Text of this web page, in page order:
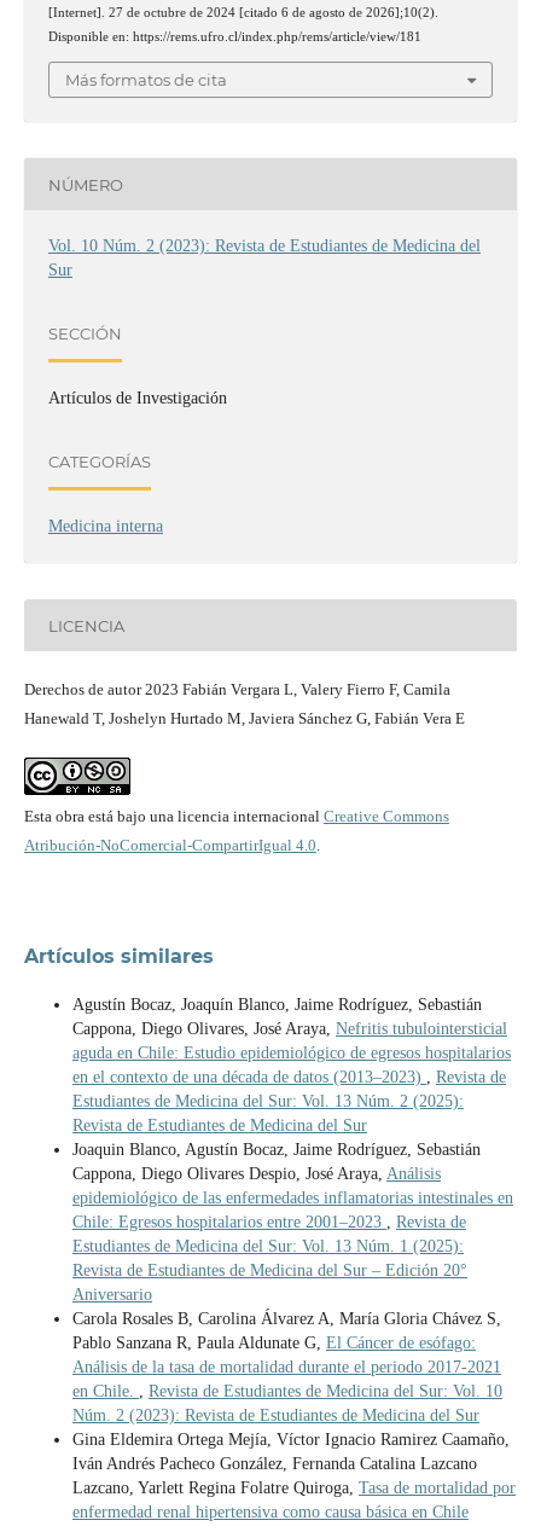
[Internet]. 27 de octubre de 2024 [citado 6 de agosto de 2026];10(2).
Disponible en: https://rems.ufro.cl/index.php/rems/article/view/181
Más formatos de cita
NÚMERO
Vol. 10 Núm. 2 (2023): Revista de Estudiantes de Medicina del
Sur
SECCIÓN
Artículos de Investigación
CATEGORÍAS
Medicina interna
LICENCIA
Derechos de autor 2023 Fabián Vergara L, Valery Fierro F, Camila
Hanewald T, Joshelyn Hurtado M, Javiera Sánchez G, Fabián Vera E
Esta obra está bajo una licencia internacional Creative Commons
Atribución-NoComercial-CompartirIgual 4.0.
Artículos similares
Agustín Bocaz, Joaquín Blanco, Jaime Rodríguez, Sebastián
Cappona, Diego Olivares, José Araya, Nefritis tubulointersticial
aguda en Chile: Estudio epidemiológico de egresos hospitalarios
en el contexto de una década de datos (2013–2023) , Revista de
Estudiantes de Medicina del Sur: Vol. 13 Núm. 2 (2025):
Revista de Estudiantes de Medicina del Sur
Joaquin Blanco, Agustín Bocaz, Jaime Rodríguez, Sebastián
Cappona, Diego Olivares Despio, José Araya, Análisis
epidemiológico de las enfermedades inflamatorias intestinales en
Chile: Egresos hospitalarios entre 2001–2023 , Revista de
Estudiantes de Medicina del Sur: Vol. 13 Núm. 1 (2025):
Revista de Estudiantes de Medicina del Sur – Edición 20°
Aniversario
Carola Rosales B, Carolina Álvarez A, María Gloria Chávez S,
Pablo Sanzana R, Paula Aldunate G, El Cáncer de esófago:
Análisis de la tasa de mortalidad durante el periodo 2017-2021
en Chile. , Revista de Estudiantes de Medicina del Sur: Vol. 10
Núm. 2 (2023): Revista de Estudiantes de Medicina del Sur
Gina Eldemira Ortega Mejía, Víctor Ignacio Ramirez Caamaño,
Iván Andrés Pacheco González, Fernanda Catalina Lazcano
Lazcano, Yarlett Regina Folatre Quiroga, Tasa de mortalidad por
enfermedad renal hipertensiva como causa básica en Chile